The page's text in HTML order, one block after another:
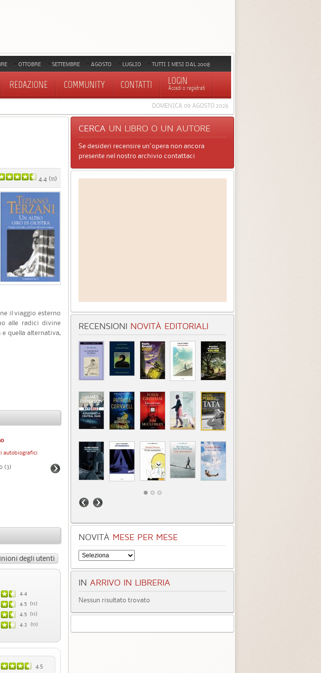
OTTOBRE SETTEMBRE AGOSTO LUGLIO TUTTI I MESI DAL 2008
REDAZIONE COMMUNITY CONTATTI LOGIN
Accedi o registrati
DOMENICA 09 AGOSTO 2026
4.4 (11)
il viaggio esterno
alle radici divine
quella alternativa,
autobiografici
(3)
Fantasmi. Dispacci dalla
Cambogia
Categoria:Racconti di viaggio
3)
degli utenti
4.4
4.5 (11)
4.5 (11)
4.3 (11)
4.5
CERCA UN LIBRO O UN AUTORE
Se desideri recensire un'opera non ancora
presente nel nostro archivio contattaci
RECENSIONI NOVITÀ EDITORIALI
NOVITÀ MESE PER MESE
IN ARRIVO IN LIBRERIA
Nessun risultato trovato